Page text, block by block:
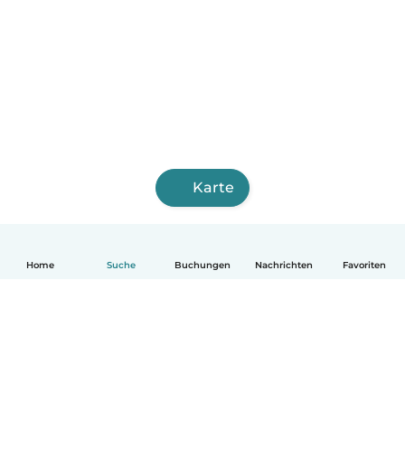
Home Suche Buchungen Nachrichten Favoriten
Karte